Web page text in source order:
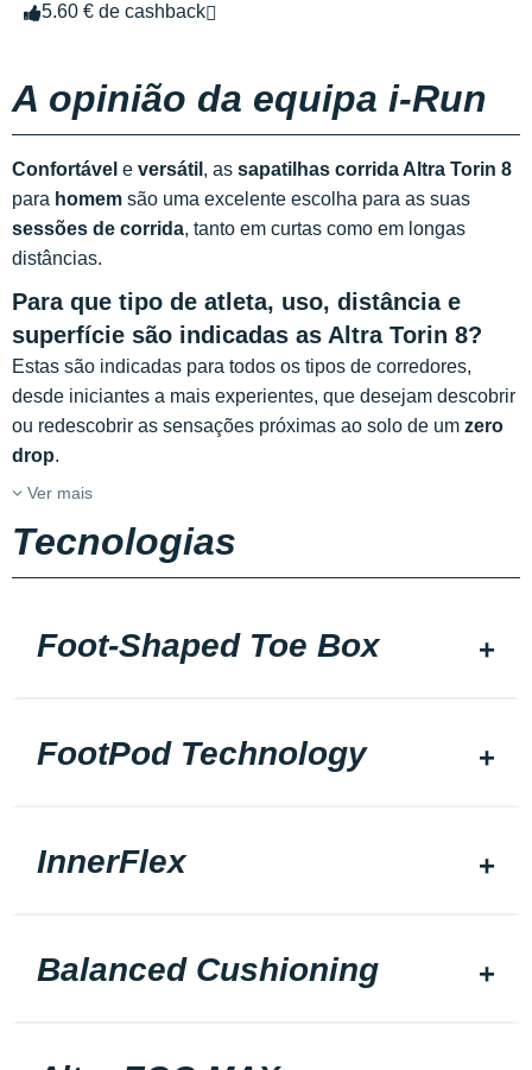
5.60 € de cashback
A opinião da equipa i-Run
Confortável e versátil , as sapatilhas corrida Altra Torin 8
para homem são uma excelente escolha para as suas
sessões de corrida, tanto em curtas como em longas
distâncias.
Para que tipo de atleta, uso, distância e
superfície são indicadas as Altra Torin 8?
Estas são indicadas para todos os tipos de corredores,
desde iniciantes a mais experientes, que desejam descobrir
ou redescobrir as sensações próximas ao solo de um zero
drop.
Ver mais
Tecnologias
Foot-Shaped Toe Box
FootPod Technology
InnerFlex
Balanced Cushioning